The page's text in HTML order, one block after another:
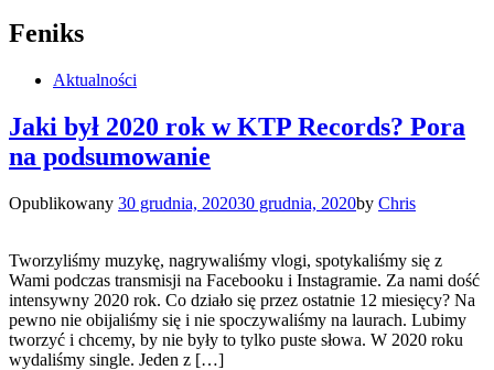
Feniks
Aktualności
Jaki był 2020 rok w KTP Records? Pora
na podsumowanie
Opublikowany 30 grudnia, 202030 grudnia, 2020by Chris
Tworzyliśmy muzykę, nagrywaliśmy vlogi, spotykaliśmy się z
Wami podczas transmisji na Facebooku i Instagramie. Za nami dość
intensywny 2020 rok. Co działo się przez ostatnie 12 miesięcy? Na
pewno nie obijaliśmy się i nie spoczywaliśmy na laurach. Lubimy
tworzyć i chcemy, by nie były to tylko puste słowa. W 2020 roku
wydaliśmy single. Jeden z […]